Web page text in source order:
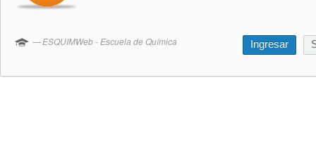
ESQUIMWeb - Escuela de Química Ingresar